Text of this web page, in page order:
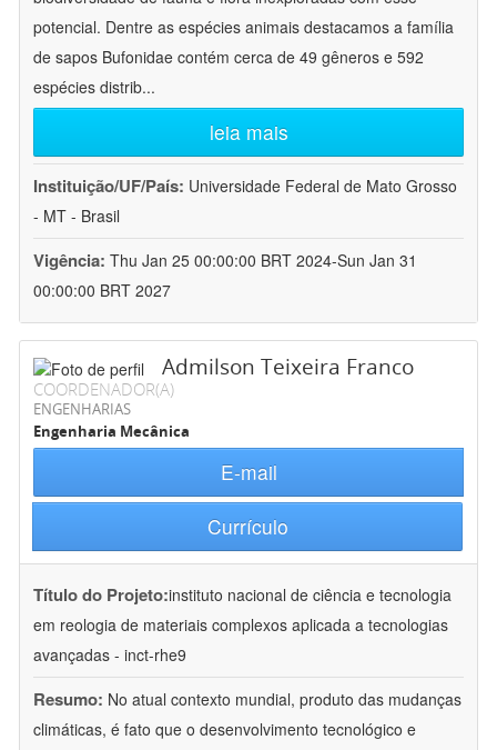
potencial. Dentre as espécies animais destacamos a família
de sapos Bufonidae contém cerca de 49 gêneros e 592
espécies distrib...
leia mais
Instituição/UF/País: Universidade Federal de Mato Grosso
- MT - Brasil
Vigência: Thu Jan 25 00:00:00 BRT 2024-Sun Jan 31
00:00:00 BRT 2027
Admilson Teixeira Franco
COORDENADOR(A)
ENGENHARIAS
Engenharia Mecânica
E-mail
Currículo
Título do Projeto:instituto nacional de ciência e tecnologia
em reologia de materiais complexos aplicada a tecnologias
avançadas - inct-rhe9
Resumo: No atual contexto mundial, produto das mudanças
climáticas, é fato que o desenvolvimento tecnológico e